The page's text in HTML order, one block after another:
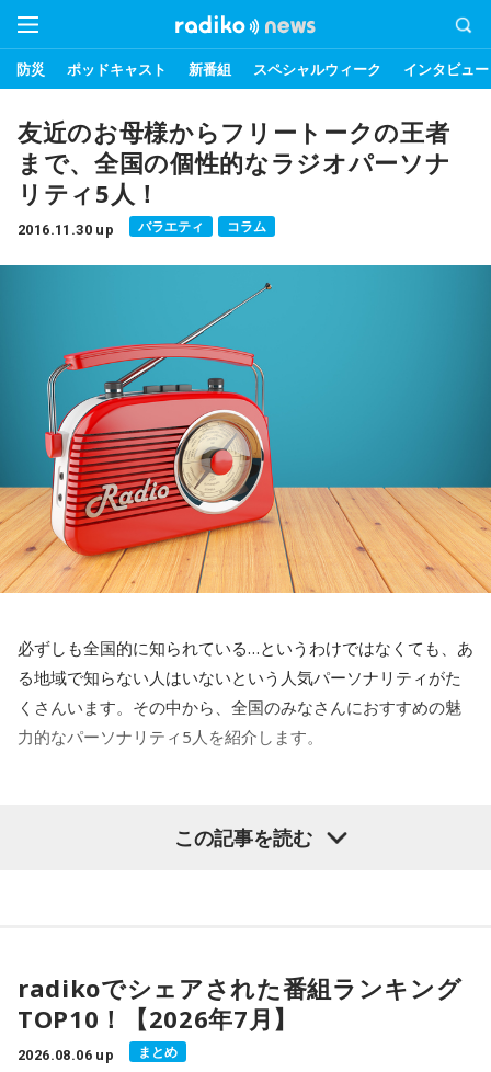
防災 ポッドキャスト 新番組 スペシャルウィーク インタビュー
友近のお母様からフリートークの王者
まで、全国の個性的なラジオパーソナ
リティ5人！
2016.11.30 up バラエティ コラム
必ずしも全国的に知られている…というわけではなくても、あ
る地域で知らない人はいないという人気パーソナリティがた
くさんいます。その中から、全国のみなさんにおすすめの魅
力的なパーソナリティ5人を紹介します。
ティ 日高晤郎ショー』）
い人はいないと思うほどの知名度です。9時間の生放送で、放
送開始から30年を超える人気番組。スタジオで観覧すること
ができ、熱狂的なファンが集まります。日高さんは政治、経
この記事を読む
radikoでシェアされた番組ランキング
TOP10！【2026年7月】
2026.08.06 up まとめ